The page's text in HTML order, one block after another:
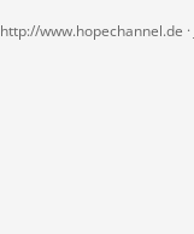
http://www.hopechannel.de ·